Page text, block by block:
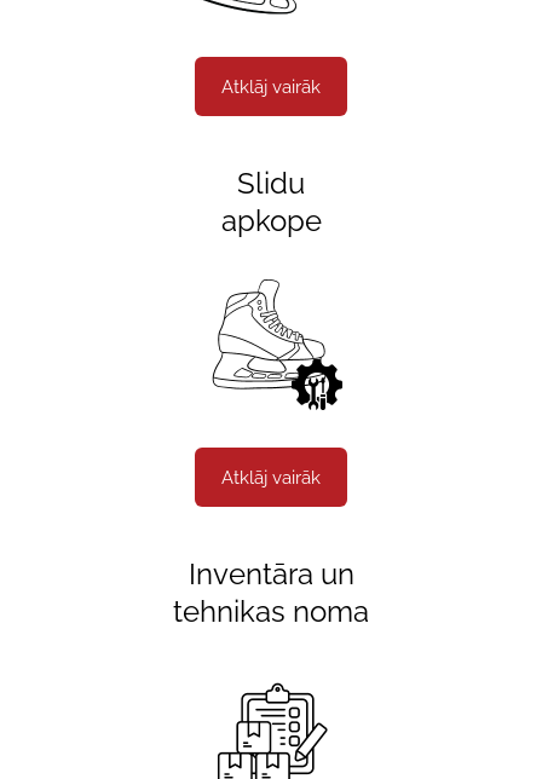
Atklāj vairāk
Slidu
apkope
Atklāj vairāk
Inventāra un
tehnikas noma